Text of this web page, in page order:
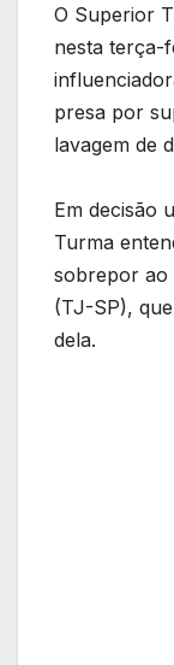
O Superior
nesta terça-
presa por
lavagem de
Em decisão
Turma
sobrepor ao
(TJ-SP),
dela.